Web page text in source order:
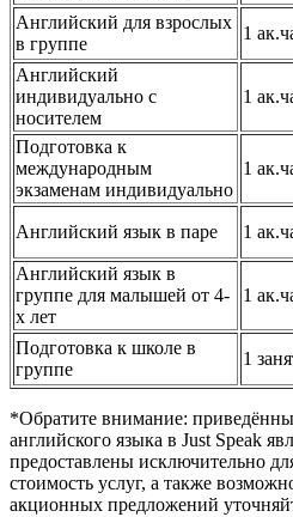
Английский для взрослых
в группе
1
Английский
индивидуально с
носителем
1
Подготовка к
международным
экзаменам индивидуально
1
Английский язык в паре 1
Английский язык в
группе для малышей от 4-
х лет
1
Подготовка к школе в
группе
1
*Обратите внимание:
английского языка в Just Speak
предоставлены исключительно
стоимость услуг, а также
акционных предложений